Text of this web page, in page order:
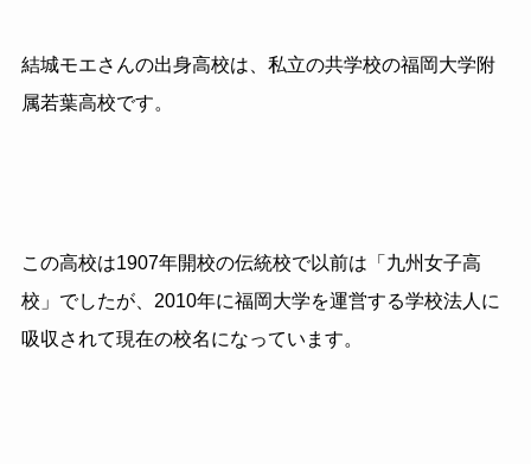
結城モエさんの出身高校は、私立の共学校の福岡大学附
属若葉高校です。
この高校は1907年開校の伝統校で以前は「九州女子高
校」でしたが、2010年に福岡大学を運営する学校法人に
吸収されて現在の校名になっています。